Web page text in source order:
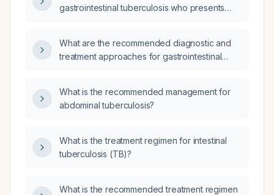
gastrointestinal tuberculosis who presents
weakness, and imaging showing persistent
intraperitoneal and retroperitoneal nodular
splenic mass, a left simple renal cortical cyst,
uterine fibroids, and L4‑L5 degenerative disc
oncology, and what is the appropriate
management and medication regimen?
What are the recommended diagnostic and
treatment approaches for gastrointestinal
What is the recommended management for
abdominal tuberculosis?
What is the treatment regimen for intestinal
tuberculosis (TB)?
What is the recommended treatment regimen